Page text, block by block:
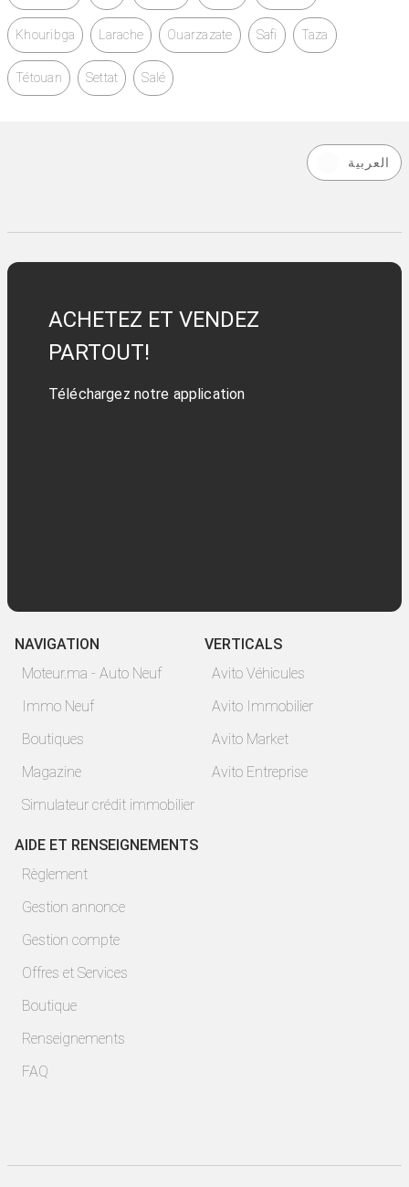
Khouribga Larache Ouarzazate Safi Taza
Tétouan Settat Salé
العربية
ACHETEZ ET VENDEZ
PARTOUT!
Téléchargez notre application
NAVIGATION
Moteur.ma - Auto Neuf
Immo Neuf
Boutiques
Magazine
Simulateur crédit immobilier
VERTICALS
Avito Véhicules
Avito Immobilier
Avito Market
Avito Entreprise
AIDE ET RENSEIGNEMENTS
Règlement
Gestion annonce
Gestion compte
Offres et Services
Boutique
Renseignements
FAQ